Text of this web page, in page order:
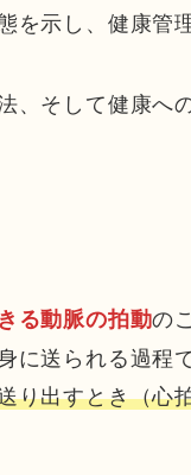
を示し、健康
そして健康へ
る動脈の拍動の
送られる過程
り出すとき（心